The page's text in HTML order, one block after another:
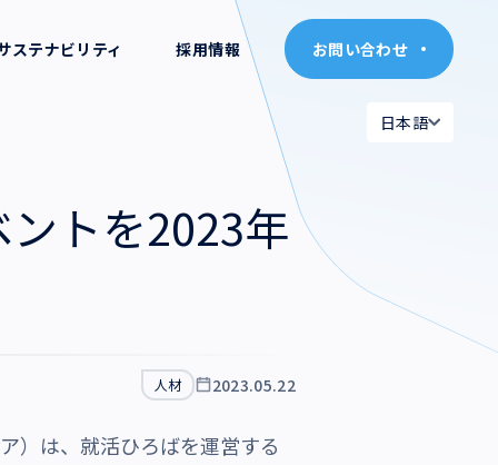
お問い合わせ
日本語
ステナビリティ 採用情報 お問い合わせ
日本語
トを2023年
人材 2023.05.22
）は、就活ひろばを運営する